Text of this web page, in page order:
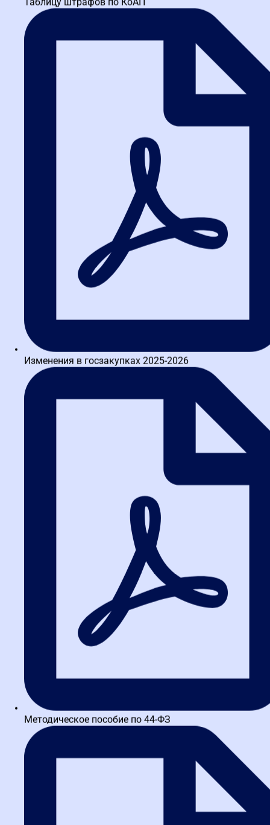
Изменения в госзакупках 2025-2026
Методическое пособие по 44-ФЗ
Тюменская школа закупок
ИНН 3664229682 КПП 366401001 ОГРН 1173600010121
ул. Герцена, д. 72, Тюмень